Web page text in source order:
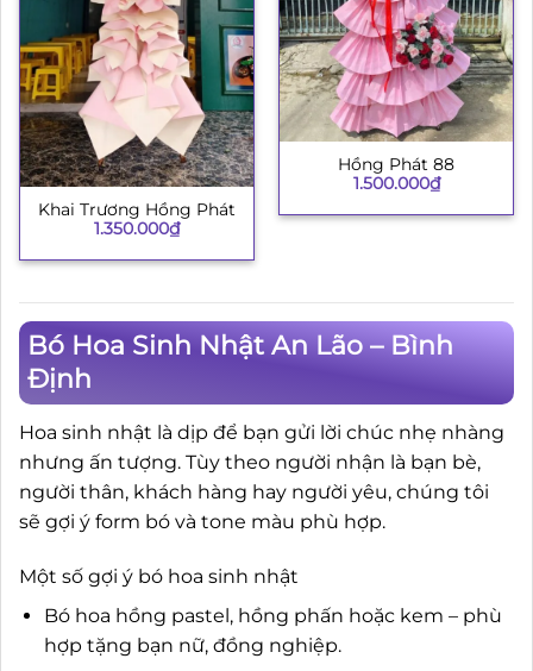
Khai Trương Hồng Phát
1.350.000₫
Hồng Phát 88
1.500.000₫
Bó Hoa Sinh Nhật An Lão – Bình
Định
Hoa sinh nhật là dịp để bạn gửi lời chúc nhẹ nhàng
nhưng ấn tượng. Tùy theo người nhận là bạn bè,
người thân, khách hàng hay người yêu, chúng tôi
sẽ gợi ý form bó và tone màu phù hợp.
Một số gợi ý bó hoa sinh nhật
Bó hoa hồng pastel, hồng phấn hoặc kem – phù
hợp tặng bạn nữ, đồng nghiệp.